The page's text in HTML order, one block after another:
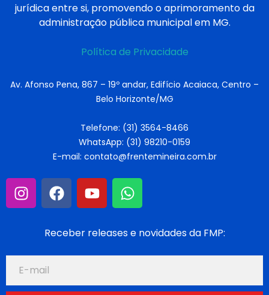
jurídica entre si, promovendo o aprimoramento da
administração pública municipal em MG.
Política de Privacidade
Av. Afonso Pena, 867 – 19º andar, Edifício Acaiaca, Centro –
Belo Horizonte/MG
Telefone: (31) 3564-8466
WhatsApp: (31) 98210-0159
E-mail: contato@frentemineira.com.br
Receber releases e novidades da FMP: